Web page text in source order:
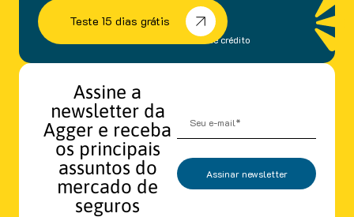
Teste 15 dias grátis
sem fidelidade e cartão de crédito
Assine a
newsletter da
Agger e receba
os principais
assuntos do
mercado de
seguros
Assinar newsletter